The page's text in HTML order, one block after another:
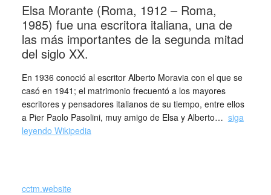
Elsa Morante (Roma, 1912 – Roma,
1985) fue una escritora italiana, una de
las más importantes de la segunda mitad
del siglo XX.
En 1936 conoció al escritor Alberto Moravia con el que se
casó en 1941; el matrimonio frecuentó a los mayores
escritores y pensadores italianos de su tiempo, entre ellos
a Pier Paolo Pasolini, muy amigo de Elsa y Alberto… siga
leyendo Wikipedia
cctm.website